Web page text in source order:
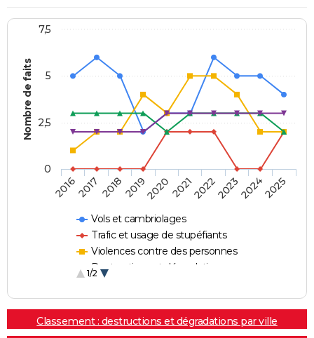
Nombre de faits
Vols et cambriolages
Trafic et usage de stupéfiants
Violences contre des personnes
Destructions et dégradations
1/2
20162017 20182019202020212022202320242025
0
2,5
5
7,5
Classement : destructions et dégradations par ville